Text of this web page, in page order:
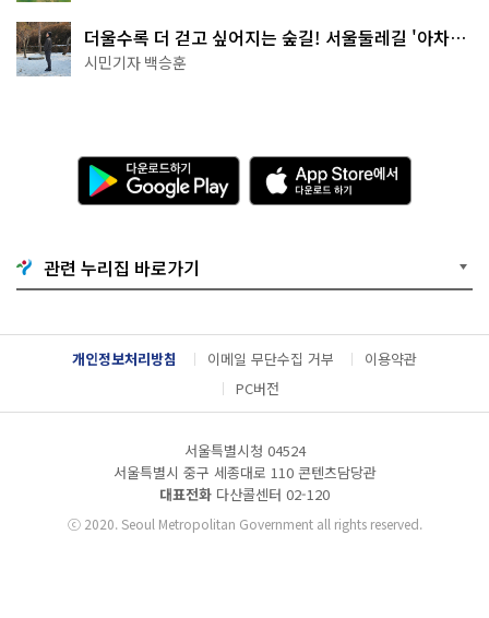
더울수록 더 걷고 싶어지는 숲길! 서울둘레길 '아차산
코스'
시민기자 백승훈
다
운
로
기
G
o
g
l
e
l
A
p
p
e
서
다
운
드
관련 누리집 바로가기
개인정보처리방침 이메일 무단수집 거부
이용약관
PC버전
서울특별시청 04524
서울특별시 중구 세종대로 110 콘텐츠담당관
대표전화 다산콜센터 02-120
ⓒ2020. Seoul Metropolitan Government all rights reserved.